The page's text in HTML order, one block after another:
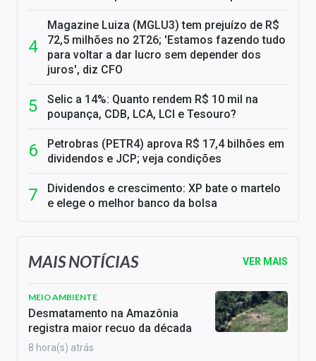
Magazine Luiza (MGLU3) tem prejuízo de R$
72,5 milhões no 2T26; 'Estamos fazendo tudo
para voltar a dar lucro sem depender dos
juros', diz CFO
Selic a 14%: Quanto rendem R$ 10 mil na
poupança, CDB, LCA, LCI e Tesouro?
Petrobras (PETR4) aprova R$ 17,4 bilhões em
dividendos e JCP; veja condições
Dividendos e crescimento: XP bate o martelo
e elege o melhor banco da bolsa
MAIS NOTÍCIAS VER MAIS
MEIO AMBIENTE
Desmatamento na Amazônia
registra maior recuo da década
8 hora(s) atrás